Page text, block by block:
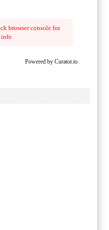
browser console for
info
Powered by Curator.io